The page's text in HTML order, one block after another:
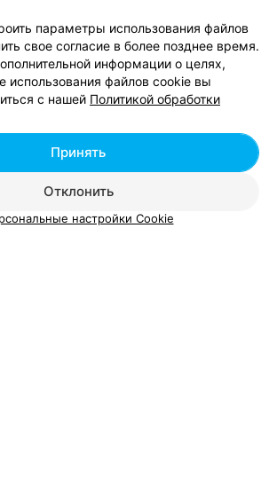
87 до 21:00
бровей
Все цены
специалист, и отличный
Отзывы2652 Все адреса
параметры использования файлов
свое согласие в более позднее время.
информации о целях,
использования файлов cookie вы
с нашей Политикой обработки
Отклонить
Принять
настройки Cookie